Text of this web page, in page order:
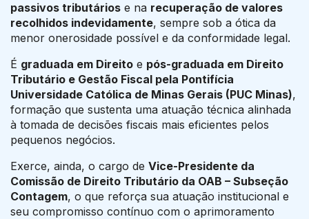
passivos tributários e na recuperação de valores
recolhidos indevidamente, sempre sob a ótica da
menor onerosidade possível e da conformidade legal.
É graduada em Direito e pós-graduada em Direito
Tributário e Gestão Fiscal pela Pontifícia
Universidade Católica de Minas Gerais (PUC Minas),
formação que sustenta uma atuação técnica alinhada
à tomada de decisões fiscais mais eficientes pelos
pequenos negócios.
Exerce, ainda, o cargo de Vice-Presidente da
Comissão de Direito Tributário da OAB – Subseção
Contagem, o que reforça sua atuação institucional e
seu compromisso contínuo com o aprimoramento